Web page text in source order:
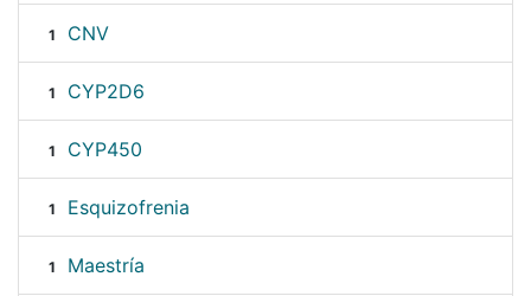
1 CNV
1 CYP2D6
1 CYP450
1 Esquizofrenia
1 Maestría